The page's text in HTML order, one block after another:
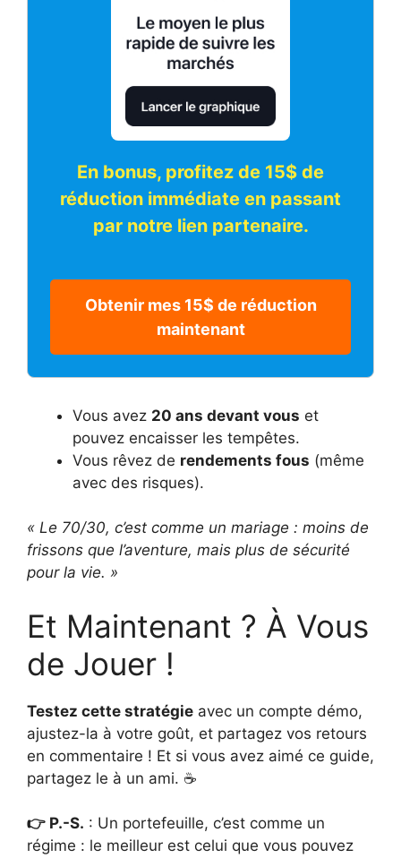
En bonus, profitez de 15$ de
réduction immédiate en passant
par notre lien partenaire.
Obtenir mes 15$ de réduction
maintenant
Vous avez 20 ans devant vous et
pouvez encaisser les tempêtes.
Vous rêvez de rendements fous (même
avec des risques).
« Le 70/30, c’est comme un mariage : moins de
frissons que l’aventure, mais plus de sécurité
pour la vie. »
Et Maintenant ? À Vous
de Jouer !
Testez cette stratégie avec un compte démo,
ajustez-la à votre goût, et partagez vos retours
en commentaire ! Et si vous avez aimé ce guide,
partagez le à un ami. ☕
👉 P.-S. : Un portefeuille, c’est comme un
régime : le meilleur est celui que vous pouvez